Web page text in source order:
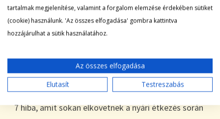
LEGFRISSEBB BEJEGYZÉSEK
desszert
Tökszezon: sokoldalú alapanyagok a nyártól
egészen télig
7 hiba, amit sokan elkövetnek a nyári étkezés során
tartalmak megjelenítése, valamint a forgalom elemzése érdekében sütiket
(cookie) használunk. 'Az összes elfogadása' gombra kattintva
hozzájárulhat a sütik használatához.
Az összes elfogadása
Elutasít
Testreszabás